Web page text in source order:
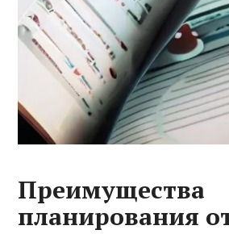
Преимущества
планирования